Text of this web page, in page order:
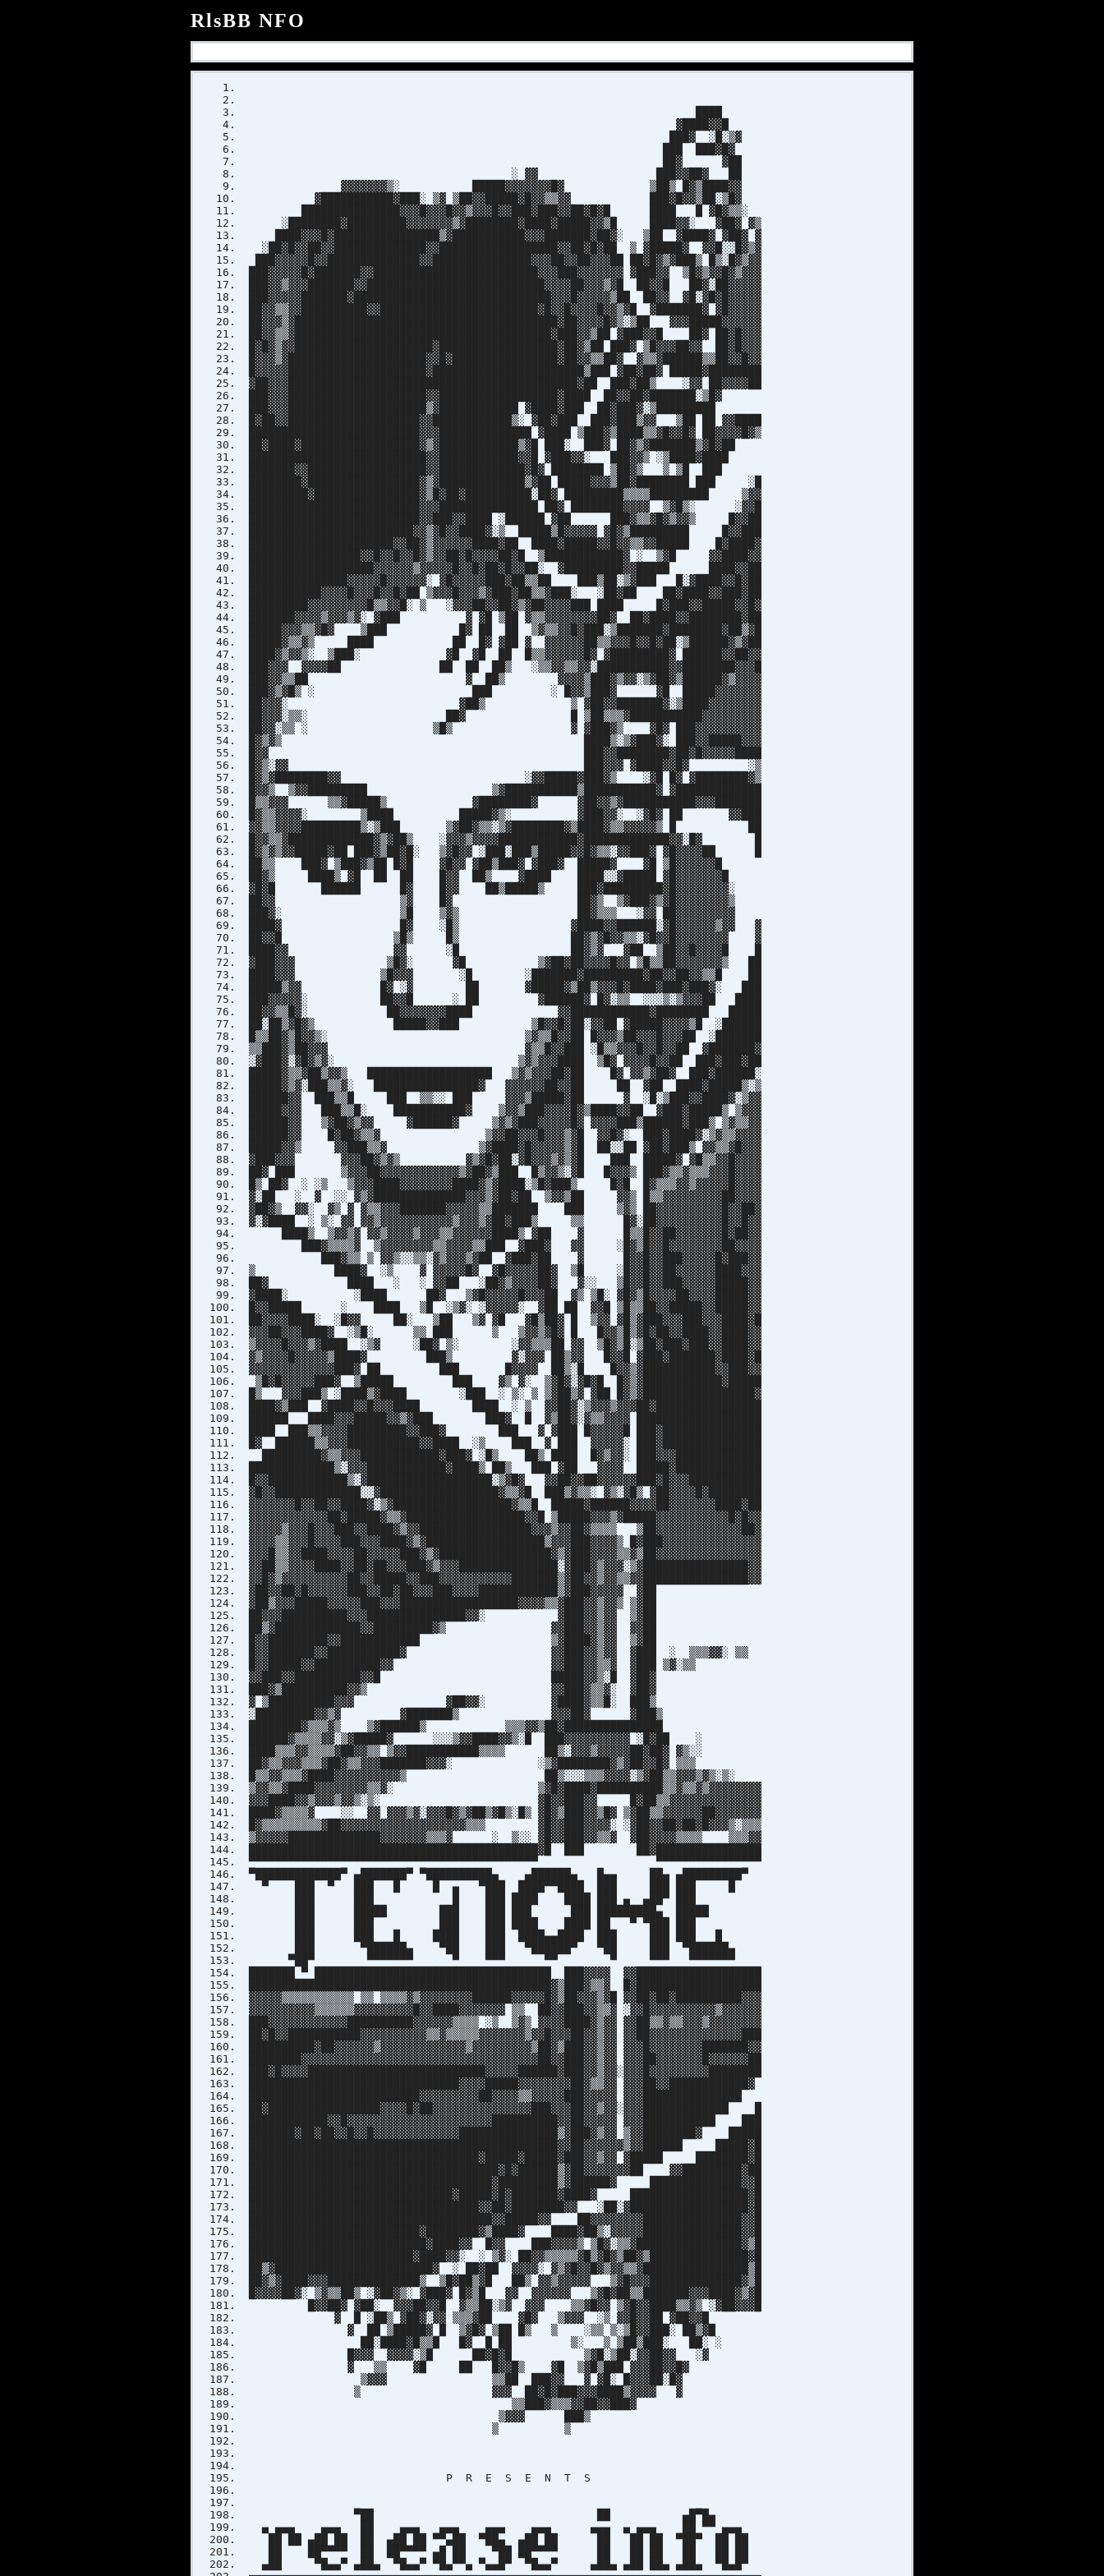
RlsBB NFO
▓████▓▓█
███▓ ░█░▒▓
███ ███▓█▓
██▓ ▓██
░ ▓▓ ███▓▓██▓ ██
▓▓▓▓▓▓▓▒░ █████▓▓▓▓▓▓▓█▓ ▒██▒ █▓▒████▓▓
▓███████████▓███░ ▒▓ ▒██▓▓█████▓█▓▓▒▒▓▓ ███▓█▓▓▒██░▒█▓
███████████████▓▓▓█▓▓▓█▓▓▒▓▓▓█▓▓███▓███▓▓██▓█▓█ ████ █ ▓█▓▒▒░
░████████▓█████████▓▓▓▓▓▓▓▒▓████████▓████▓█████▓▓▒█ ████▓▓░ ▓██▓ ▓▒
████▓▓▓█▓████████████████▒▓███████████▓▓▓███████▓██▓░ ▒██ ▓████▓ ▓██▓ ▓
░██▓█▓▓██▓▓██████████████▓▓██████████████████▓▓██▓█▓██ ▒ ▓█████▓ ▓▓█░░█▓▒▓
███▓▓▓▓▓█▓▓██████████████▓▓███████████████▓▓▓██▓▓██▓▓▓██ ██▓█▓▒▓███▒ █▒░█▓▒▓▓
███▓▓▓▓▓█▓███████▓▓█████████████████████████▓▓▓███▓▓▓▓▓▓▓ ▓███▓▓ ▒█▓▒▓▓█▓▒▓▓▓
███▓▓▒▓▓▓███████▓▓███████████████████████████▓▓▓▓██▓▓▓▒▓█ ██▓▓█ ██▓░██▓▓▓▓▓
███▓▓▓▓▓███████▓██████████████████████████████▓▓▓█▓▓▓▓▓▒██ ██▓▓ ▓█░▓█▓█▓▓▓▓▓
██▓▓▒▒▓▓██████████▓▓████████████████████████▓█▓▓█▓▓▓▓█▓▓▒▓█ ▓███████▓ ▓█▓▓▓▓▓
██▓▓▓▒▓████████████████████████████████████████▓██▓▓▓▓█▓▒░▒██ ▓▓▓█████▓▓▓▓▓▓
██▓▓▒▒▓███████████████████████████████████████▓███▓▓▒██ ▓███▓▓█ ██▓ ██▓█▓▓▓
█▓█▓▒▓▓█████████████████████▓██████████████████▓██▓▒██ ███▓ ▒█▓▓▓██▓▓ ██▓█▓▓▓
█▓▓▓▒▓█████████████████████▓▓█▓████████████████▓██▓▓▒▒██▓ ▓▒▒▓██████▒▒██▓▓█▓▓
█▓▓▓▓▓█████████████████████▓███████████████████████▒███ ▓██▓██▓ █████▓████████
▓██▓▓▓████████████████████████████████████████████▓██ ███▓██▒ ░▓▓ ██▓▓▓▓██
███▓▓▓█████████████████████▓▓██████████████████▓████ ██▓▓██▓███████░▒█▓
███▓▓▓█████████████████████▒▓████████████ ▓████▓███ ██▓███▓░▒█████████
█▓██▓▓████████████████████▓▓████████████▒░ ▓██▓███ ███▓███▒▓▓ ▒██ ██ ▓▓████
██████████████████████████▓▓▓██████████████ ▓████ ▒███▓▒████▒▒▓█▓▓█▓ ██▓▓▓▓█▓▒
██▓████▓██████████████████▓▒▓████████████▒▓█ ███░ ███▓ ██▓▒▓███████▒▓█▓██
███████████████████████████▓▓████████████▓▓█ ▓███▓▓░ ███▓▓▒ ░▒████▓████
███████▓▓██████████████████▓▓█████████████▓█▓ ████████ ▒██▓▒ ▒ ▒█ ███
████████▓█████████████████▓▒▓█████████████▒▓██ █████▓▓▓▒██▓████████ ███ ░█
█████████▓████████████████▓▒█▓██▓██████████░██▓ █████████▒▒▒▒█████████ ▒▓▓
██████████████████████████▓▓▓███████████████ ██▓ ████████▓▓▓▓ ▒▓█▒░ ░▓▓█
██████████████████████████▓▓███▓▓████ ░██████ ▓██ ███▓▒▒▓█▓▒▓▓▒ █▓▓██
█████████████████████████▓▓▒▓█▓▓████▓░▒ █████▒█▓▓▓▓▓ ▓█▓▒█████████ █▓▓███
██████████████████████▓▓██▓▒▓▓▓▓▓▓████▓██ ████▓█████▓▓█▓▓▒▒▓▓█████ █▓████▓
█████████████████▓▓█▓▓█▓▓█▓▒▓▓██▓█▓▓▓▓██▓█ ▒████████████▓ ░ ▒▓█ ▓▓████▓▓
███████████████████▓▓▓▓▓▓▒▓▓▓▓▓█▓▓█▓██▓█▓▓██░ ▓█████████▓▓█████ ████▓▓██
███████████████▓▓▓▓▓█▓▓▓▓▓▓░ ▓█▓▓▓▓▓███▓██▒▒██ ███▒██░▒▓███ █░▓████▓▓█▓██
███████████▓▓▓▓█▓▓▓█▓▓█▓██ ▒▓▓▓█▓▓▓▒▓███▓██▒▒▓███░ ░██▓██ ██▓████▓▓███▓██
█████████▓▓▓▓▓▓▓▓▓█▒▒▓▓█░ ▒ ░▓▓▓██▓▓██▓▒▓██▓▓▓▓███ ████ █▓███▓▓█████▓▓█▓
███████▓▓▓▓▒▓▓▓▒▓░ ▓███ ▓ ▓█ ▒██ ▓▒▒▓▓▓▓▓▓▓▓██▓ ██▓████▓▓████████▓██
█████▓▓▓▒▒▓█▓ ▒███ █▓ ██ ██ ▒▓▒▒▓▓█▓███░▒███████▓████████▓██▒▓█
█████▓▒▒▓▒ ████ ██ █▓ ▓██ ▓ ▓▓▓▓▓▓██▒▒▓▓▓█▓▓█▓██░▒██████▓▒▓██
████▓▒▓▓▒░ ▒███░ ▓█ ▓█ ██ █▒▒▓▓▓▓▓▓█▓ ▓█████████▓ ██████▓▓██▓▓
███▓▓▓ ▓▓▓▓██ ██ ██ ██▒ ░▒▒▓▓▒▒▓▓░███████████▓▓████████▓▓▓█
███▓▓▒▒██ ▓ ██▒ ▓▓▓▓▒███▓▒▓▓░▒▓██▓▒██████▓▒▓▓▓▓
███▓▒▓█▒ ░ ███ ░ █▓▓▒███▓ ▓█ █████▓▓▓▓▓▓▓
██▓▓▓░ ▓██▒ ▒ ▓██▓▓███████▓░▒████▓▓▓▓▓▓▓▓
██▓▓▓░▒▒░ ██▓ █ ▒██▒▒▒▓███████████▓▓▓▓▓▓▓▓▓
██▓▓░▒▒ ░ ▒█▒ ▓ ▓███▓▒ ▓█▓ ███▓▓▓▓▓▓▓▓▓▓
█▓▒▓▒ ████▒░▒▓███▓░ ███▓▓█████▓▓▓
█▓▓ ███▓▓████████▓██▓█▓▓▓▓▓████
█▓▒░▓▓ ███▓▓▓ ▓████▓▓█▓ ░▒
█▓▒▓████████▓▓ ░▓▓█████▓███▓▒ ░▓█ █▓ ▓████████▓▒
█▓▓▒ ▒▓▓█████████ ▒▓███████████▒███████████▓ ▓█████████████
█▒▒▓▓▓ ▒▒▓█████▒ ▓████████▓ ▓██▓▓▒▓███████████▓▓▓███████
█▓▒▒▓▓▓▓░ ▒████ █████▓▒░ ▓███▓▓░ ░▓█▓ ██ ▓▓███
▓▓▒▒▓▓▓▓█████████▒░▒███ ▒▓██▓▒▒░▒▓████████▓▒████▓▒▒▓▓▓▓▓▒ █ ██
█▓▓▒▒▓█████████████▓▒▓██▒ ░▓▓▓▒▓▓▓▓████████████▓█████████████▓▓░█▓ █
█▓▒▓▒▓▓█████▓██ ███▓▒██▓█░ ▒▓█▓▓ ░███░███▒█████▓▓█▓▒▒░▓▓███▓ ▓█▓▓▓▓██ █
██▒▒ ███▓ ▒███▓▒██ █▓█ ▓█▓▓ ▓██▒███▓ ▓███▓ █████▓ ▓█ ▒█▓▓▓▓▓▓█
██▓▒ ████▒ ▓█ ██ ██ █▓▓ ██▒ ▓████ ████░░▓█████ ▓█▓▓▓▓▓▓▓█
▓█▓█ ██████ █▓ █▓▓ ██▒█████▒ ███▓█████████▓█▓▓▓▓▓▓▓▓░
██▓▓ ▒▓ █▓ ██▓▒ ▒▓███▓▒▓█▓▓▓▓▓▓▓▓▒
███▓░ ▒█ ▒▓▒ ██▓▒▒▒ ░▓▓ ██▓▓▓▓▓▓▓▓▓
████▓ █▓ ░█▒ ▓████▓▓██████░▓█▓▓▓▓▓▓▒▓▓ ▓
██▓▓█ ▒█▒ █▒ ██▓▒▓█▓▓▒▒░▓█▓▓█▓▓▓▓▓▓▓▓ ▓
████▓▓ ▓▓ ░█ ██▓▒▓ ▓██ ▒██▓▓█▓▓▓▓█ █
▓███▓▓▓ ▒█▓░ ▓█ ▒▓██▓██▓▓▓▓█▓▓ ▒█▒▒██▓▓▓▓▓▓▓▒ ██
████▓▓▓ ▒█▓▓▓ ░█ ░███████▓█████████▓██▓▓██▓▓▒▒█ ██
█████▒▓▓ █▓ ░▓ ██ ▓█████▓▒██▒▓▓▓█▓████▓███▓███▓░ ███
███▓▓▓▓▓░ ██▓▓█ ░ ██ ▓██████▓ █▓░▒▒ ░░░▒░▒▓▓▓██ ████
██▓▓▒▒█▓░ ██▓▓▓▓▓▓▓████ ▓▓████████████▓████████ █████
██░██▒▓█▓▒ █████▓▓███ ▒█▓▓█▓██░▓▓██ ▓█████▓▓▓▓▒█ ░██████
█▒▒██▓▒█▓▓▒░ ▒▓▒▒█▓▓██ █▓▓▓▒██▓▓▓█▓▓▓██ ░███████
▒▒███▓▒██▓▓▓ ▓▒▒█▓▓███ ░█▒▒▓▓▓█▓▓█▓▓██ ▓███████▓
░▓███▓░▓█▓▒▓░ ▒▓▒▓▓▓████ ▒█▓ ▓▓▓▓█▓▓██ ███▓███▓██
█████▓▒▒▓██▒▓▓▒ ███████████████████ ▒▓▒▓▓▓██▓██ █▓ ▓▓▒▓██▓ ███▓██████░
█████▓▒▓░███▒▒▓░ ████████████████▓ ▓▓▓▓▓▓██▓▓██ ██ ▓██ ████▓█████▒░▒
██████▓▓ ███▒▒█ ███ ▒▒░░ ███ ▓▓▓▒█████▓██ ▓ ░█░▒███▓▓████▓░▒▓▓
█████▓▓▓ ███▒▒█░ ███████████▓ ▒▓▓▒███▓▓▓▓█▓▒████▓▓██ ▓███▓█████▒ ▒▓▓▓
██████▓▓ ▒▓██▓▒▓▓ ▓██████▓ ▒▓▒▓███▓▓▓▓▓█▓ ▓▓▓▓███▒██████▓███▒ ▒▓▒▒▓▓
██████▓▓ █▓██▓▒▒▓ ▒▓▓██▓▓▓█▓▓▓▒▓█ ▓▓█▓░ ███▓████▓░▒▓▒▒▓▓▓▓
█████▓▓▒ ▓▓███▒▒▓ ▒▓████▓█▓▓▓▓▓▒▓█ ██░░██ ▓██▓███▒ ▓▓▒▒▓█▓▓▓
▓███▓▓▓ ▓▓▓██▓▒▓▒ ▓▒▓█▓██░▓█▓▓▓▒▓▒▓█ ███ █████▓ ▓█▒▒▓▓█▓▓▓▓
██▓ ███ ▒▓▓▓██▓▓▓▓▓▓▓▓▓▓▓▓▒▓██▓▒███ █▒▓▓▒░▓█ █▓▓▓▒ ███▓▒▒▓▒▒▒▓▓▓█▓▓▓▓
█▒ ██▓ ░ ░▒ ▒▓▓▓████▓▓▓▓▓▓▓▓████▓▒▓████░▒█▓███▒ █▓█ █▓▒▒▒▓▓▒▓▓▓▓▓█▓▓▓▓
▓░██ ░ ▓ ░░ ▓▒▓██████████████▓▓▓▒▓██▓██ ▒▓▓▒██ ▓▓▒ █▒▒▓▓▓▓▓▓▓▓▓██▓▓▓▓
▓██▓▒ ▓▓░ ▓▒ ▓ ▓▒▒▓▓▓███████▓▓▓▓▓▒▒███████ ███ ▒▓▒ ██▓▓▓▓▓▓▓▓▓▓█▓▓██▓
▓░▓████ ░ ▒░ ▓▓ ▓▓▒▓▓▓▓▓▓▓▓▓▓▓▒▓▓▓▒▓██▓███▒ ▒▒ █▓░██▓▓▓▓▓▓▓▓▓▓█▓▓█▓▓
████▒ ▒▓▓▒▓ ▓▓▒▓▓▓▓▒▓▓▓▒▒▓▓▓▓▓▓████▒ ▓██ ▓ █▒▒█▓▓██▓▓▓▓▓▓▓█▓██▓▓
███▓▒▒▒▒▓ ▒▓▓▓▓▓▓▓▓▒▒▓▓▓▓▒▒███ ▓███▓ ▓▓ ░█▓▒█▓▓█▓▓▓▓▓▓▓▓██▓▓▓▓
███▓▒▒ ▒ ▓▓▒░░▒▒░▓▒▓▓▓▒▓██ ▓███▓██ ▓ █▓▓█▓▓███▓▓▓▓▓█▓███▓▓
▒ ████▓ ░▒ ▓ ▓▓▓▓▓█▓ ▓█▓▓▓▓▓██▓ ▒█ ░█▓▓█▓▓██▓▓▓▓▓▓████▓▓▓
██▓ ████ ░ ░ ▓▓██ ░██▓▒▓▓▓▓██▓ ▓░░ ▒█▓▓█▓▓███▓▓▓▓▓█████▓▓
▓████░ ░████ ██▓ ▒▓█▓▓▓▓▓█▓▓▓██ ▓▒ ▒█░ ▓█▓▒█▓▓▓▓██▓▓▓▓█████▓▓
█▓▓█████ ░ ████ ▒█ ░▒▓░ ░▓▓▓▓▓░ ▓██ ██ ▓▓█ ▒█▒▒██▓▓█████▓▓█████▓▓
██▓▓▓▓████░ ░█▓▓ ██░ ▒██ ▒▓ ▓█ ▓█▒██▓ █ ▒▓▓ ▓█▒▓███▓▓▓███▓▓▓████▓█
▓▓▓██▓▓▓████▓ ░▒█░ ▒▒ ███ ▒ ▒▓▓▒▓█▓ █ █▓▓▒█▒▓█▓██▓▓████▓▓████▓▓
▒▓▓▓▓█▓▓▓▒▓████ ░▒▓ ░██▓ ▒░ ░▓▓▒▒▒██ ▓▓ ▒█▓▒█░▒██▓███▓███▓▓████▓▓
▓▒▓▓▓▓█▓▓▓▓▓▒████▓ ███▒ ▓░▓▓▓ ██▒▓▓ █▓▓█ ▓███▓███████▓████▓█
▓▓▓▓▓▓▓▓▓▓▓▓▓███▓ ██ ███ █▓▓▓▓ ██▒░█ █▓▓▒▓███████████▓▓███▓▓
▒█▓█▓▓▓▓▓███▓ ▒█████ ███ ▓▒ ▓░ ▒▓█▓░▓█▓█ █▓▒▓████████████▓█████
█▒ ▓▓▓███▒ ░████▒▓████ ░███ ░ ▒░ ▒ ▒▓██▒▓ ▓██ █▓▒▓█████████████████▓
████▓▒███ ▓████▓▓█▓▓▓████ ████ ░ ▒ ▓▓██▓░▒▓▓▓▒▓▓▓██▓████████████████
██████ ████▓▓▓█████▓▓▒▓███ ███▓ █ ▓▒██▓░▓▒▒▓▓▓▓ ███████████████████
████ ███▒▒▓▓▓▓█████████▓▓███▓ ███ ▓ ▓███ █▓▓▓▓▓█ ███▓███████████████
█▓ ██████▒▒▓▓▓███████████▓▓████ ░▒ ███ ▓ ███ ▓▓▓▓▓░ ███▓███████████████
█████████▓▒▒▓▓▓████████████▓███▓ ░█▒ ██▒ ████ █▓▒▓▓░ ███▓▓▓█████████████
█████████████▒░▓▓▓████████████▓████▒ ██▒ ███ ▓██ ▓▓▓▓ █████▓█████████████
█▓▓████████████▒░▓███████████████████░▒▓█▓ ▓▓██▓▓██▓▓▓▓▓▓███▓█▓▓▓███████████
▓█▓▓█████████████░░▓██████████████████▓▒▒▓█ ███▒▓▒▒░ ▓▒░▓█▒ ▓██▓▓▓▓█▓████████
▓▓▓▓▓▓▓█▓▓██▓▓████▓░▒▓██████████████████▓▒▒█ █████▓██████▓▓▓▓██▓▓▓▓▓▓▓████▓██
▓▓▓▓▓▓▓▓▓▓▓▓██▓█████▓▒▒▓██████████████████▓▓█ ▒█████▓▓▓▒▓█████▓▓▓▓▓▓▓▓▓▓▓█▓█▓▓
▓▓▓▓▓▒▓▓▓█▓▓▓███▓▓████▓▒▓▓█████████████████▓▓▓▒▓▓██▓▒▒▒▒ ▒██▓▓▓▓▓▓▓▓▓▓▓▓▓██▓
▓▓▓▓▒▒▓▓▓█▓▓▓▓███▓▓▓████▓▒▓██████████████████▒▓▓▓███▓▓▓▓▒ █▓███▓▓▓▓▓▓▓▓▓▓▓▓▓▓▓
▓▓▓█▒▒▓▓████▓▓▓▓██▓▓▓▓▓███▓▒▓█████████████████▓▒▓███▓▓▓▓▒▒▓▒██▓▓▓▓▓▓▓▓▓▓▓▓▓▓▓▓
▓▓██▒▒▓▓▓▓████▓▓██▓██▓▓▓███▓▒▓▓▓███████████████░▓███▓▒▓▓▓░▒▓████████████████▓▓
▓▓█▓▒▓▓▓▓▓▓▓▓▓▓██▓▓█████▓▓███▓▓▓▓▓▓▓▓▓▓▓███████▒▓██▓▓▒▓▓▒▒▓▓████████████████▓▓
▓██▓▓██▓█▓▓▓▓▓▓███▓▓██▓██▓▓▓███▓▓▓▓████████████▒▓███▓▓▓▓▓ ▓██
▓██▒▓▓▓█████▓▓▓▓▓███▓▓▓██████████████████▓▓▓▓▒▒▓███▓▓▒▓▓▒ ▒▓██
██▓▓▓██████████▓▓▓███████████████▓▓░ ▓███▓▓▒▓▓ ▒▓██
██▒▓█████████████▓▓█████████▓▒ ▓▓███▓▓▒▓▓ ▓▓██
█▓▓█████████▓▓████████████ ▒▓████▓▒▓▓ ▒▓██
█▓▓███████▓▓███████████▓ ▓▓███▓▓▒▓▓ ▓███ ░ ▒▒▒▓▓░ ▒▒
█▓▓█████▓▓██████████▓▓ ▓▓███▓▓▒▒▓ ▓███ ▒▓░▒▒
▓▓███▓▓██████████▓▓█ █████▓▓▒░█ ▓██▓
███▓▒██████████▓▓▒ ▓▓███▓▒▒▓░ ▓██▓
▓ ▒██████████▓▓▓ ▓██▓▓░ ▓████▓▒▒█░ ███▒
░█████████▓▓▒▓ ▓███████▒ ▓▓▓██▓ ▓███▒
████████▓▒▒▒▓▒ ▒▓██████▒ ▒▒▒▓▓▒██▓███████████████
██████▓▒▒▒▒▓▓░▒▓█████▓ ░░░▒▓▓████▓▓▒░█ ███▓▓▓▓▓▓▓▓▓▓ ░█▓██ ░
████▒▒▒▓▓▒▒▒▒▓██▓▓▒▒ ▒▓▓███████████▒▒▒▒ ██▒░▓▓▓▒▓▓▓▓▓██▓██▓ ▓▒░░
██▓▒▒▓▓▓▒▒▒▓██▓▒▒▓▓▓███████▓▓▓░ ░▒▓████████▓▒▓██▓▓█▓ ▒▒▒
█▒▒▓▓▒▒▒▓████▓▓▓▓▓▓▓▓▓▓▒ ██▒░░░▒▒▒▓▓▓▓░▒▓██▒▒▓▓▓▒▓▒░▒░
▒▓▓▒▒▓████▓▓▓▓▓▓▓▓▒▒▓░ ▒▓█▓████▓██████████▒▒▓▒▒▓▒▓▓▓▓▓▓▓▓
▓▓▓████▓▓▒▓▓▓▒▓▓▒░▒░ ▓█▓▓███▓▓ █▓██▒▒▓▓▓▓▓▓▓▓▓▓▓▓▓▓
████▓▒▒▒▒▓ ░░ ▓▓ ▓▓▓▒▓░▓▓▓█▓▒▓██▒▓█▒░█▒ ▓█▓▒███▓▓▒█▓ ▒▓██▒▒▓▓▓▓▓▓██▓▓▓▓▓▓▓
█▓▒▒▒▒▒▒▒▒▒▓██▓▓▓▓▓▓▓▓▓▓▓▓▓▓▓▓▓▓▓▒▒▒ ▓█▓▓███▓▓▓▓░ ░▓██▓▓██▓██▓█▓▓▓▒░▒▒▒
▒▓▓▓▓▓██████████████▓▓▓▓▓▓▓▒▒▒▓ ░ ▒░░ ▓█▓▓███▓▓▒▒▓ ▓██▓▓▓▓▒▒▒▒ ▒▒▒▓▓
████████████████████████████████████████████▓█ ███ ██▓████████████████
▀▀▀▀▀▀▀▀▀▀▀▀▀▀▀▀▀▀▀▀▀▀▀▀▀▀▀▀▀▀▀▀▀▀▀▀▀▀▀▀▀▀▀▀ ▀▀▀▀▀▀▀▀▀▀▀▀▀▀▀▀
▀█████████████▀ ▄███████▀ ▀██████████▄ ▄██████▄ █▄▄ ██▄ ▄█████████▀
▀ ███ ▀ ███ █ █ ▄ ▀███ ████▀▀████ ███ ███ ███ █
███ ███ █ ███ ████ ████ ███ ▄ ▄██▀ ███
███ █████ ███ ███ ███ ███ █████████▄ █████
███ ███ ███ ███ ████ ████ ██ ▀ ▀███ ███
███ ███ █ ████ ███ ████▄▄████ ███ ███ ███ █
███ ▀██████▄ ▀██ ███ ▀██████▀ ▀██ ███ ▀██████▄
▀██▀ ▀▀▀▀▀▀▀ ▀ ▀▀▀ ▀▀ ▀ ▀▀▀ ▀▀▀▀▀▀▀
███████ ▀ ████████████████████████████████████ ███▓▓▓▓ ▓▓███████████████████
██████████████████████████████████████████████▓▒███▓▒▒▓ █▓███████████████████
▓▓▓▓▓▒▒▒▒▒▒▒▒▒▒▒ ▒▒ ▒▒▒▒▓▒▓▓▓▓▓▓▓▓██████▓▓▓▓▓█▓▒██▓▓▓▒▓█ ▓▓██▓██▓██████████▓▓▓
▓▓▓▓▓▓▓▓▓▓▒▒▒▒▒▒▓▓▓▓▓▓▓▓▓█▓▓████▓▓▓▓▓▓▓ ▒▒ ██▓▓███▓▓▒▒▓ ░▓▓█▓▓▓▓▓▓▓▓▓▓▒▓▓▓▓▓▓
███▓▓▓▓▓▓▓▓▓▓▓▓██████████▓▓▓▓▓▓▒▒▒▒ ░▒ ▒▓▒ ▓▓▓▓████▓▒▓▓ ▓▓██▒▒▓▒▒▓▓▓▒▓▓▓▓▓▓▓▓
██▓█▓▓███████████▓▓▓▓▓▓▓▓▓▓▒▒▓▒▒▒▒▒▓▓▓▓▓▓▓▒▓▓█▓▓▓██▓▓▒▓▓ ▓▓██▓▓▓▓▓▓▓▓▓▓▓▓▓▓███
██████████▓██▓▓▓▓▓▓▒▓▓▓▓▓▓▓▓▓▓▓▓▓▒▓▓▓▓▓▓▓▓▓▒██▓▒███▓▓▒▓▓ ▓▓▓█▓▓▓▓▓▓▓▓███████▓▓
████████▓▓▓▓▓▓▓▓▓▓▓▓▓▓▓▓▓▓▓▓▓▓▓▓▓▓▓▓▓▓▓▓▓▓▓▓██▓▓███▓▓▒▓▓ ▓▓▓██▓▓▓▓▓▓▓█▓▓▓▓▓▓██
███▓█▓▓▓▓███████████████████████████▓▓▓▓▓██████▓███▓▓▒▓▓░▓▓▓█▓▓▓▓▓▓▓▓▓████████
████████████████████████████████▓▓▓▓█████▓▓▓▓▓▓▓▓██▓▒▒▓▓ ▓▓▓██▓▓████████████▓
██████████████████████████▓▓▓▓▓▓▓▓▓██▓▓▓▓▒▒▓▓▓▓▓███▓▓▓▓▓ ▓▓▓███████████████
██▓█████████████████▓▓▓▓█▓██▓▓▓▓▓▓▓▓▓▓▓▓▓▓▓███▓▓▓██▓▓▒▓▓░▓▓▓█████████████ █
████████████▓▓█▓▓▓▓▓▓▓▓▓▓▓▓▓▓▓▓▓▓▓▓▓▓██████████▓▓██▓▓▓▓▓ ▓▓▓███████████ ███
███████▓██▓██▓▓█▓▓█▓▓▓▓▓▓▓▓▓▓▓▓▓███████████████▒▓███▓▒▓▓ ▒▓▓████████▓ █████
███████████████████████████████████████████████▓▓██▓▓▓▓▓▓▒▓▓██████ █████▓█
███████████████████████████████████▓█████▓█████▓███▓▓▒▓▓ ▓█████ ████████▓█
██████████████████████████████████████▓█▓██████▒▓██▓▓▓▓▓▓▓██ ▓▓█████████▓██
█████████████████████████████████████▓█████████▒▓██████▓ ██████████████▓▓█
███████████████████████████████▓█████▓█▓███████▓████▓ ██████████████████▓█
███████████████████████████████████▓▓██▓████████▓▓ ░██░▓██████████████████▓█
█████████████████████████████████████▓▓█████▓▓ ██▓▓▓▓▓▓▓▓███████████████▓▓█
██████████████████████████▓████████▓▒████▓ ████▓██▒░▓▓▓▓▓███████████████▓▓█
███████████████████████████▓████▓▓ █▓▓ ███▓▓▓▓▒ ▒█▓░▒▒▓████████████████▓▒█
█████████████████████████▓████▓▓░ ░ ▒▓░ ██▓▓▒▒▒▒▒▓█▒▓█▓▒██▓▒███████████████▓█
██▒▓████████████████████████▓ ░ ██▓██ ▓▓▓▓░ ▓▒▓█▓▓█▓▒▓▓▒▒▓████████████████▒█
██▓▒▓████▓▓▓██████████████▒ ▒█▓██▒▓█ ██▒ ▓▓▒▓▓▓▓▓ ▒▓█▓▓▓██████████████▓▒█
█▓▓▓▓██▓░ ▒▓▒▒██▒ ░▓██▓▒░ ▓███▓ █▓▒█ ▓▓ ▓▓▓▓▓▓ ▒▓█▓██▒▒███████▓▓▓████▓▒▓█
█▓▓██▓ ▓██░ ▓▓▓██▓▓█ ▓▒▒██░▒▓ ▓▓▓ ▒▒▓█▓▓ ▒▓█▓▓████▒▒▓▒ ░▓██▓▓▓█
▓ █ ░██▒ ▓██▓░▓▓ ▒▒▒▓██ ▓█▓ ▒▓▓▓ ░▒ ▓▓█▓▓██ ▓██▓▓█
▓ ██ ▒█████▓ █ ▒▓█▓ ▒██ █▒ ▒ ░▒▒ ▒░▒█▓▓███░ ██▒▓█
██░████▓█▒▒█ █▓ █ ██ ▒░ ▒ ▒██▒███░ ██░ ░
█▓▓▓ ▓▓▓▓░▒█ ██▓█▓█ ▒▓█░▒██░▓▓██▓▓ ░▓
▓ ▒▒ ▓█ ██ █▓▓█▒ ▓█ ▒▓█▒███ ▓▓▓██▓▓█▓
▒▓▓▓ ▒▒██ ███▓▓ ▓ ▓█░ █▓▓▓██░█▓
▒ ▓▓▓ ██▓█▓███▓▓▓████▒▓▓▓▓ ▓
▒▒███▓▒▒▒▓▓██▓▓███▓
▒▓▓▓ ███▒
▒ ▒
P R E S E N T S
▀██ ██ ▄█▀█▄
▄ ▄▄▄ ▄▄▄ ██ ▄▄▄ ▄▄▄ ▄▄▄ ▄▄▄ ▄▄▄ ▄ ▄▄▄ ██ ▀▀ ▄▄▄
██ ██ ▄██ ██ ██ ▄██ ██ ▀▀▄██ ▀██▄ ▄██ ██ ██ ██ ██ ▀██▀ ██ ██
██ ██▀▀▀▀ ██ ██▀▀▀▀ ▄█ ██ ▀██ ██▀▀▀▀ ██ ██ ██ ██ ██ ██
▄██ ▀█▄▄▀ ▄██▄ ▀█▄▄▀ ▀█▄▀▀▄ ▀▄▄█▀ ▀█▄▄▀ ▄██▄ ▄██ ██▄ ▄██▄ ▀█▄█▀